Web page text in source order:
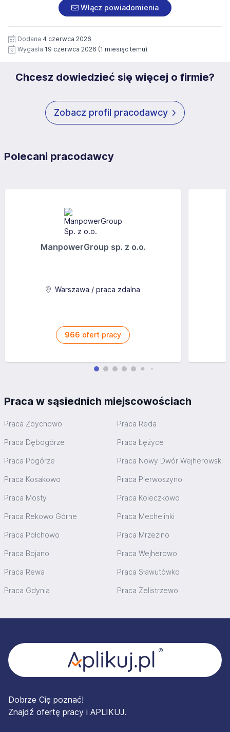
pod numerem 33 816 64 09 lub pisemnie na adres
siedziby administratora.
https://www.workprofit.pl/klauzula-informacyjna.html
załączonych dokumentach aplikacyjnych (w tym
wizerunku), na potrzeby przyszłych rekrutacji przez okres
12 miesięcy. Zgoda jest dobrowolna i może być w każdym
czasie wycofana.
Włącz powiadomienia
Dodana 4 czerwca 2026
Wygasła 19 czerwca 2026 (1 miesiąc temu)
Chcesz dowiedzieć się więcej o firmie?
Zobacz profil pracodawcy
Polecani pracodawcy
ManpowerGroup sp. z o.o.
Warszawa / praca zdalna
966 ofert pracy
Praca w sąsiednich miejscowościach
Praca Zbychowo Praca Reda
Praca Dębogórze Praca Łężyce
Praca Pogórze Praca Nowy Dwór Wejherowski
Praca Kosakowo Praca Pierwoszyno
Praca Mosty Praca Koleczkowo
Praca Rekowo Górne Praca Mechelinki
Praca Połchowo Praca Mrzezino
Praca Bojano Praca Wejherowo
Praca Rewa Praca Sławutówko
Praca Gdynia Praca Żelistrzewo
Dobrze Cię poznać!
Znajdź ofertę pracy i APLIKUJ.